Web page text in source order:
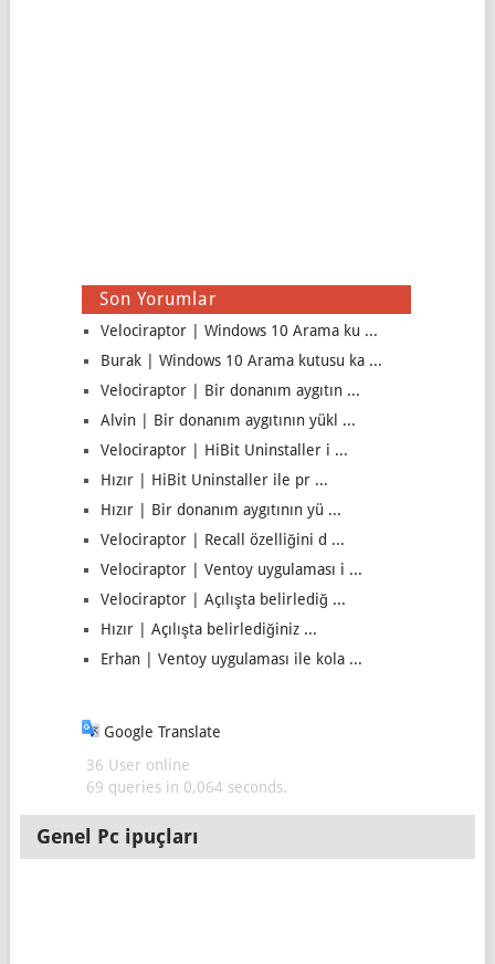
Son Yorumlar
Velociraptor | Windows 10 Arama ku ...
Burak | Windows 10 Arama kutusu ka ...
Velociraptor | Bir donanım aygıtın ...
Alvin | Bir donanım aygıtının yükl ...
Velociraptor | HiBit Uninstaller i ...
Hızır | HiBit Uninstaller ile pr ...
Hızır | Bir donanım aygıtının yü ...
Velociraptor | Recall özelliğini d ...
Velociraptor | Ventoy uygulaması i ...
Velociraptor | Açılışta belirlediğ ...
Hızır | Açılışta belirlediğiniz ...
Erhan | Ventoy uygulaması ile kola ...
Google Translate
36 User online
69 queries in 0,064 seconds.
Genel Pc ipuçları